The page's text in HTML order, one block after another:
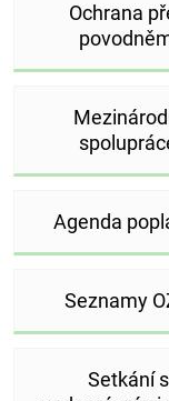
Ochrana
Agenda
Seznamy
Setkání s